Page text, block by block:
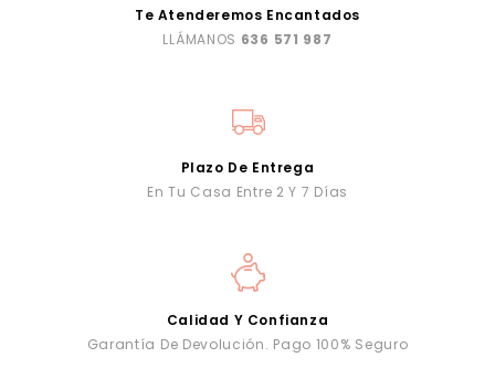
Te Atenderemos Encantados
LLÁMANOS 636 571 987
Plazo De Entrega
En Tu Casa Entre 2 Y 7 Días
Calidad Y Confianza
Garantía De Devolución. Pago 100% Seguro